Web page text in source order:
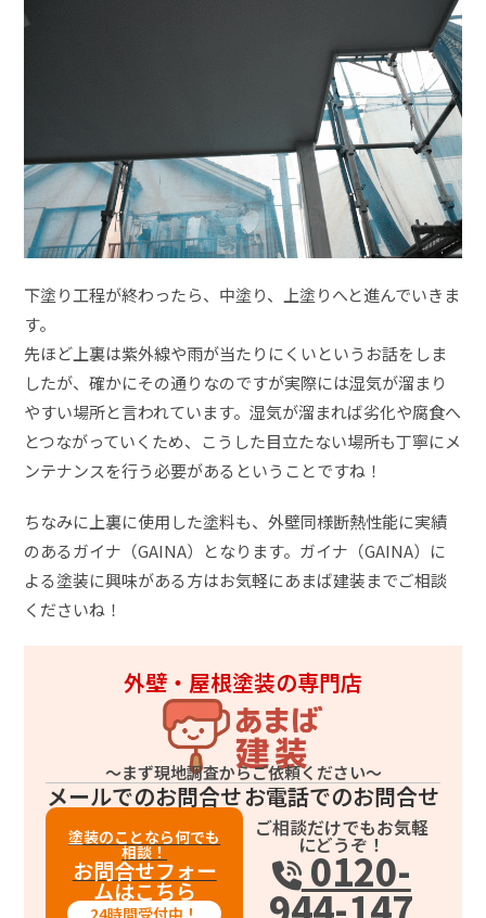
下塗り工程が終わったら、中塗り、上塗りへと進んでいきま
す。
先ほど上裏は紫外線や雨が当たりにくいというお話をしま
したが、確かにその通りなのですが実際には湿気が溜まり
やすい場所と言われています。湿気が溜まれば劣化や腐食へ
とつながっていくため、こうした目立たない場所も丁寧にメ
ンテナンスを行う必要があるということですね！
ちなみに上裏に使用した塗料も、外壁同様断熱性能に実績
のあるガイナ（GAINA）となります。ガイナ（GAINA）に
よる塗装に興味がある方はお気軽にあまば建装までご相談
くださいね！
外壁・屋根塗装の専門店
～まず現地調査からご依頼ください～
メールでのお問合せ
塗装のことなら何でも
相談！
お問合せフォー
ムはこちら
24時間受付中！
お電話でのお問合せ
ご相談だけでもお気軽
にどうぞ！
0120-